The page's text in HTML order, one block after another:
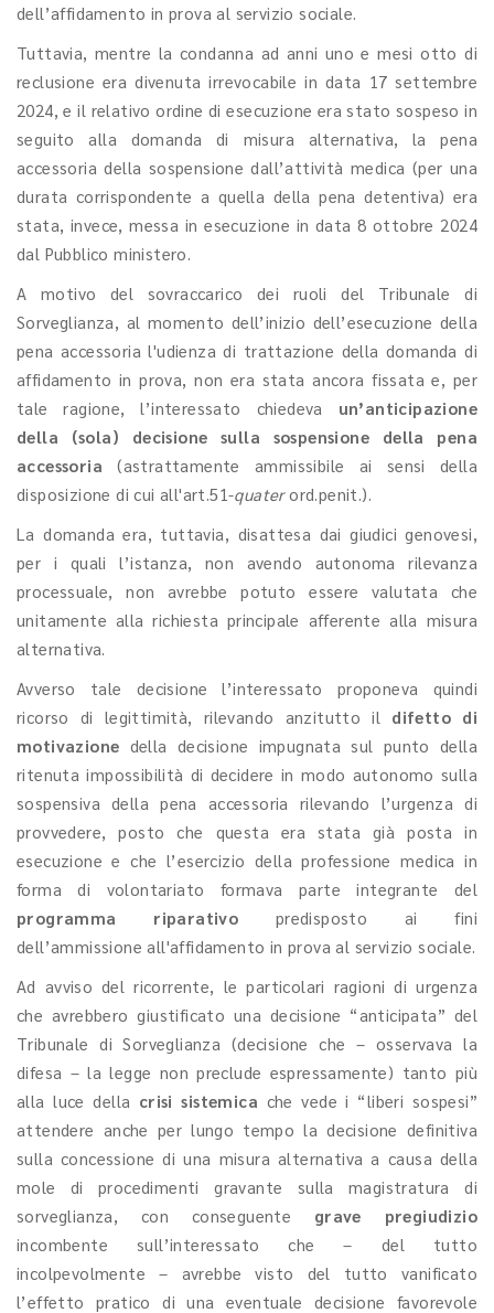
dell’affidamento in prova al servizio sociale.
Tuttavia, mentre la condanna ad anni uno e mesi otto di
reclusione era divenuta irrevocabile in data 17 settembre
2024, e il relativo ordine di esecuzione era stato sospeso in
seguito alla domanda di misura alternativa, la pena
accessoria della sospensione dall’attività medica (per una
durata corrispondente a quella della pena detentiva) era
stata, invece, messa in esecuzione in data 8 ottobre 2024
dal Pubblico ministero.
A motivo del sovraccarico dei ruoli del Tribunale di
Sorveglianza, al momento dell’inizio dell’esecuzione della
pena accessoria l'udienza di trattazione della domanda di
affidamento in prova, non era stata ancora fissata e, per
tale ragione, l’interessato chiedeva un’anticipazione
della (sola) decisione sulla sospensione della pena
accessoria (astrattamente ammissibile ai sensi della
disposizione di cui all'art.51-quaterord.penit.).
La domanda era, tuttavia, disattesa dai giudici genovesi,
per i quali l’istanza, non avendo autonoma rilevanza
processuale, non avrebbe potuto essere valutata che
unitamente alla richiesta principale afferente alla misura
alternativa.
Avverso tale decisione l’interessato proponeva quindi
ricorso di legittimità, rilevando anzitutto il difetto di
motivazione della decisione impugnata sul punto della
ritenuta impossibilità di decidere in modo autonomo sulla
sospensiva della pena accessoria rilevando l’urgenza di
provvedere, posto che questa era stata già posta in
esecuzione e che l’esercizio della professione medica in
forma di volontariato formava parte integrante del
programma riparativo predisposto ai fini
dell’ammissione all'affidamento in prova al servizio sociale.
Ad avviso del ricorrente, le particolari ragioni di urgenza
che avrebbero giustificato una decisione “anticipata” del
Tribunale di Sorveglianza (decisione che – osservava la
difesa – la legge non preclude espressamente) tanto più
alla luce della crisi sistemica che vede i “liberi sospesi”
attendere anche per lungo tempo la decisione definitiva
sulla concessione di una misura alternativa a causa della
mole di procedimenti gravante sulla magistratura di
sorveglianza, con conseguente grave pregiudizio
incombente sull’interessato che – del tutto
incolpevolmente – avrebbe visto del tutto vanificato
l’effetto pratico di una eventuale decisione favorevole